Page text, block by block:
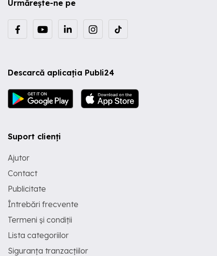
Urmărește-ne pe
Descarcă aplicația Publi24
Suport clienți
Ajutor
Contact
Publicitate
Întrebări frecvente
Termeni și condiții
Lista categoriilor
Siguranța tranzacțiilor